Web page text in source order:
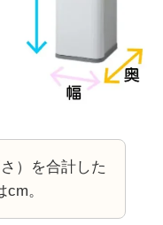
）を合計した
。